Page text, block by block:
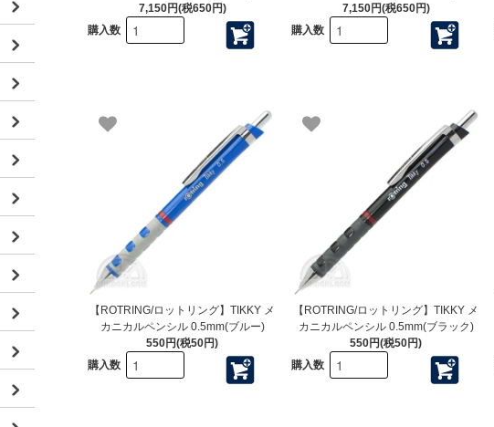
7,150円(税650円)
購入数
7,150円(税650円)
購入数
【ROTRING/ロットリング】TIKKY メ
カニカルペンシル 0.5mm(ブルー)
550円(税50円)
購入数
【ROTRING/ロットリング】TIKKY メ
カニカルペンシル 0.5mm(ブラック)
550円(税50円)
購入数